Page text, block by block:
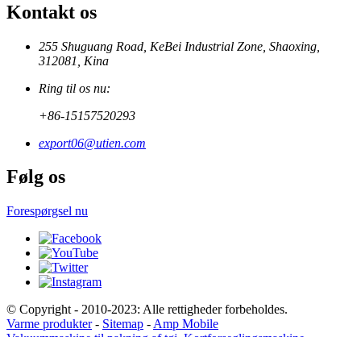
Kontakt os
255 Shuguang Road, KeBei Industrial Zone, Shaoxing,
312081, Kina
Ring til os nu:
+86-15157520293
export06@utien.com
Følg os
Forespørgsel nu
© Copyright - 2010-2023: Alle rettigheder forbeholdes.
Varme produkter- Sitemap - Amp Mobile